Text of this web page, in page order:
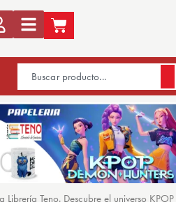
Teno. Descubre el universo KPOP